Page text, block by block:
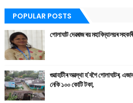
POPULAR POSTS
গোলাঘাট দেৱৰাজ ৰয় মহাবিদ্যালয়ৰ
গুৱাহাটীৰ অৱস্থা হ'বগৈ গোলাঘাটৰ,
নেকি ১০০ কোটি টকা,